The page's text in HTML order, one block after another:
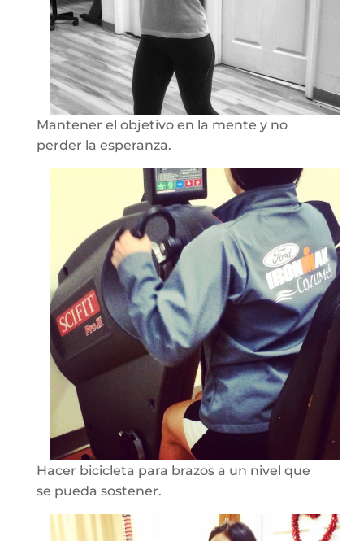
Mantener el objetivo en la mente y no
perder la esperanza.
Hacer bicicleta para brazos a un nivel que
se pueda sostener.